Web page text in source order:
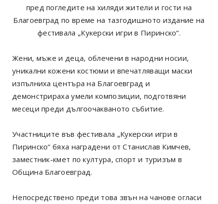
пред погледите на хиляди жители и гости на
Благоевград по време на тазгодишното издание на
фестивала „Кукерски игри в Пиринско“.
Жени, мъже и деца, облечени в народни носии,
уникални кожени костюми и впечатляващи маски
изпълниха центъра на Благоевград и
демонстрираха умели композиции, подготвяни
месеци преди дългоочакваното събитие.
Участниците във фестивала „Кукерски игри в
Пиринско“ бяха наградени от Станислав Кимчев,
заместник-кмет по култура, спорт и туризъм в
Община Благоевград.
Непосредствено преди това звън на чанове огласи